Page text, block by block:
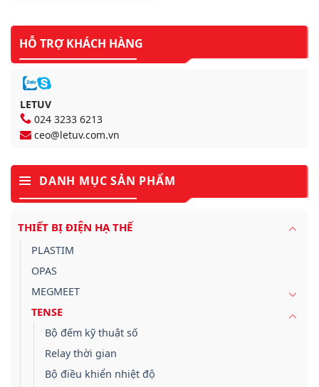
HỖ TRỢ KHÁCH HÀNG
LETUV
024 3233 6213
ceo@letuv.com.vn
DANH MỤC SẢN PHẨM
THIẾT BỊ ĐIỆN HẠ THẾ
PLASTIM
OPAS
MEGMEET
TENSE
Bộ đếm kỹ thuật số
Relay thời gian
Bộ điều khiển nhiệt độ